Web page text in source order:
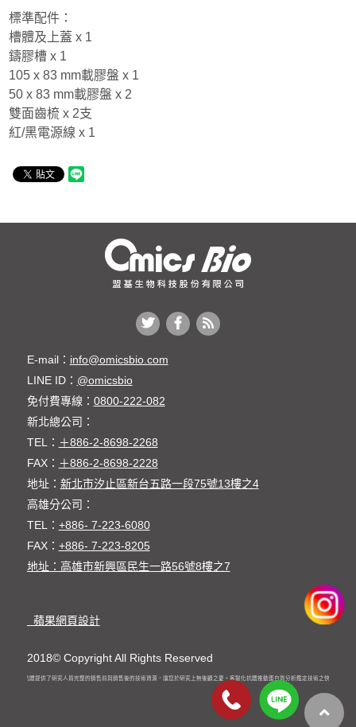
標準配件：
槽體及上蓋 x 1
鑄膠槽 x 1
105 x 83 mm載膠盤 x 1
50 x 83 mm載膠盤 x 2
雙面齒梳 x 2支
紅/黑電源線 x 1
E-mail： info@omicsbio.com
LINE ID： @omicsbio
免付費專線： 0800-222-082
新北總公司：
TEL： ＋886-2-8698-2268
FAX： ＋886-2-8698-2228
地址： 新北市汐止區新台五路一段75號13樓之4
高雄分公司：
TEL： +886- 7-223-6080
FAX： +886- 7-223-8205
地址：高雄市新興區民生一路56號8樓之7
蘋果網頁設計
2018© Copyright All Rights Reserved
客製化抗體提供了研究人員完整的銷售前與銷售後的技術資源，讓您於研究上無後顧之憂。客製化抗體推動蛋白質分析鑑定技術之快速發展